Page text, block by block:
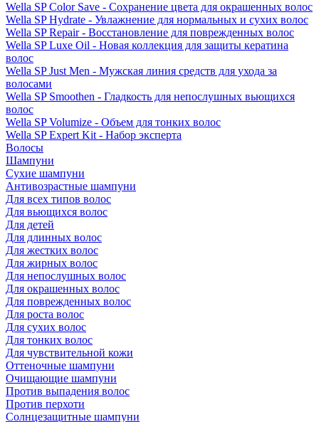
Wella SP Color Save - Сохранение цвета для окрашенных волос
Wella SP Hydrate - Увлажнение для нормальных и сухих волос
Wella SP Repair - Восстановление для поврежденных волос
Wella SP Luxe Oil - Новая коллекция для защиты кератина
волос
Wella SP Just Men - Мужская линия средств для ухода за
волосами
Wella SP Smoothen - Гладкость для непослушных вьющихся
волос
Wella SP Volumize - Объем для тонких волос
Wella SP Expert Kit - Набор эксперта
Волосы
Шампуни
Сухие шампуни
Антивозрастные шампуни
Для всех типов волос
Для вьющихся волос
Для детей
Для длинных волос
Для жестких волос
Для жирных волос
Для непослушных волос
Для окрашенных волос
Для поврежденных волос
Для роста волос
Для сухих волос
Для тонких волос
Для чувствительной кожи
Оттеночные шампуни
Очищающие шампуни
Против выпадения волос
Против перхоти
Солнцезащитные шампуни